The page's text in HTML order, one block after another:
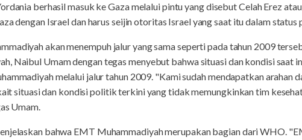
berhasil masuk ke Gaza melalui pintu yang disebut Celah Erez
dengan Israel dan harus seijin otoritas Israel yang saat itu dalam
akan menempuh jalur yang sama seperti pada tahun 2009
Naibul Umam dengan tegas menyebut bahwa situasi dan kondisi saat
melalui jalur tahun 2009. "Kami sudah mendapatkan arahan
situasi dan kondisi politik terkini yang tidak memungkinkan tim
Umam.
bahwa EMT Muhammadiyah merupakan bagian dari WHO.